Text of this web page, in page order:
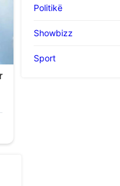
Politikë
Showbizz
Sport